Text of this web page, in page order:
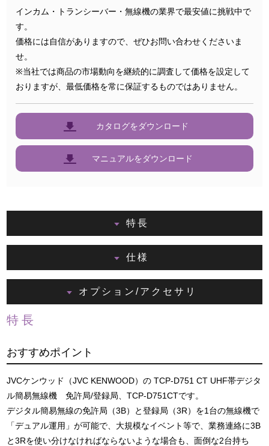
インカム・トランシーバー・無線機の業界で最安値に挑戦中で
す。
価格には自信がありますので、ぜひお問い合わせくださいま
せ。
※当社では商品の市場動向を継続的に調査して価格を設定して
おりますが、最低価格を常に保証するものではありません。
カタログをダウンロード
マニュアルをダウンロード
特長
仕様
オプション/アクセサリ
特長
おすすめポイント
JVCケンウッド（JVC KENWOOD）の TCP-D751 CT UHF帯デジタ
ル簡易無線機 免許局/登録局、TCP-D751CTです。
デジタル簡易無線の免許局（3B）と登録局（3R）を1台の無線機で
「デュアル運用」が可能で、大規模なイベント等で、業務連絡に3B
と3Rを使い分けなければならないような場合も、面倒な2台持ち